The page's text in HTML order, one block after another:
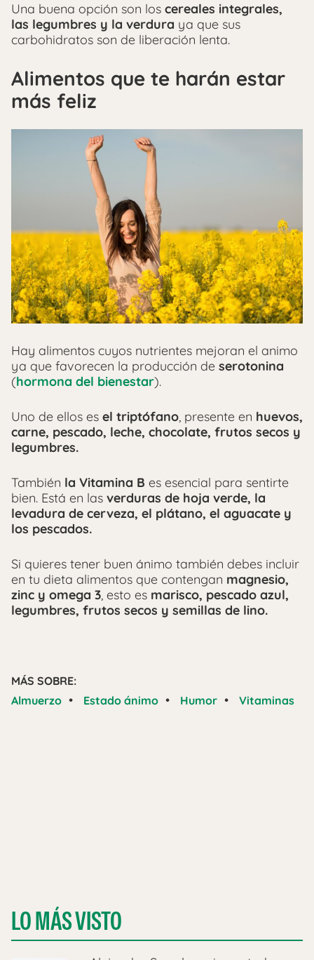
Una buena opción son los cereales integrales,
las legumbres y la verdura ya que sus
carbohidratos son de liberación lenta.
Alimentos que te harán estar
más feliz
Hay alimentos cuyos nutrientes mejoran el animo
ya que favorecen la producción de serotonina
(hormona del bienestar).
Uno de ellos es el triptófano, presente en huevos,
carne, pescado, leche, chocolate, frutos secos y
legumbres.
También la Vitamina B es esencial para sentirte
bien. Está en las verduras de hoja verde, la
levadura de cerveza, el plátano, el aguacate y
los pescados.
Si quieres tener buen ánimo también debes incluir
en tu dieta alimentos que contengan magnesio,
zinc y omega 3, esto es marisco, pescado azul,
legumbres, frutos secos y semillas de lino.
MÁS SOBRE:
Almuerzo • Estado ánimo • Humor • Vitaminas
LO MÁS VISTO